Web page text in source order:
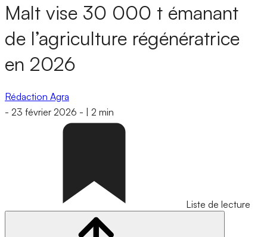
Malt vise 30 000 t émanant
de l’agriculture régénératrice
en 2026
Rédaction Agra
- 23 février 2026 - 2 min
Liste de lecture